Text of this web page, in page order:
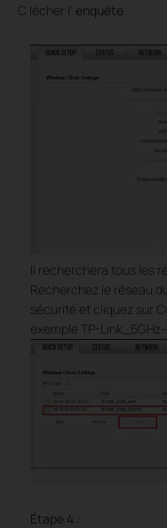
C lécher l' enquête
Il recherchera tous les
Recherchez le réseau
sécurité et cliquez sur
exemple TP-Link_5GHz-
Étape 4 :